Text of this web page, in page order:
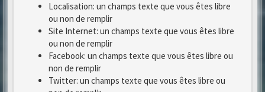
Localisation: un champs texte que vous êtes libre
ou non de remplir
Site Internet: un champs texte que vous êtes libre
ou non de remplir
Facebook: un champs texte que vous êtes libre ou
non de remplir
Twitter: un champs texte que vous êtes libre ou